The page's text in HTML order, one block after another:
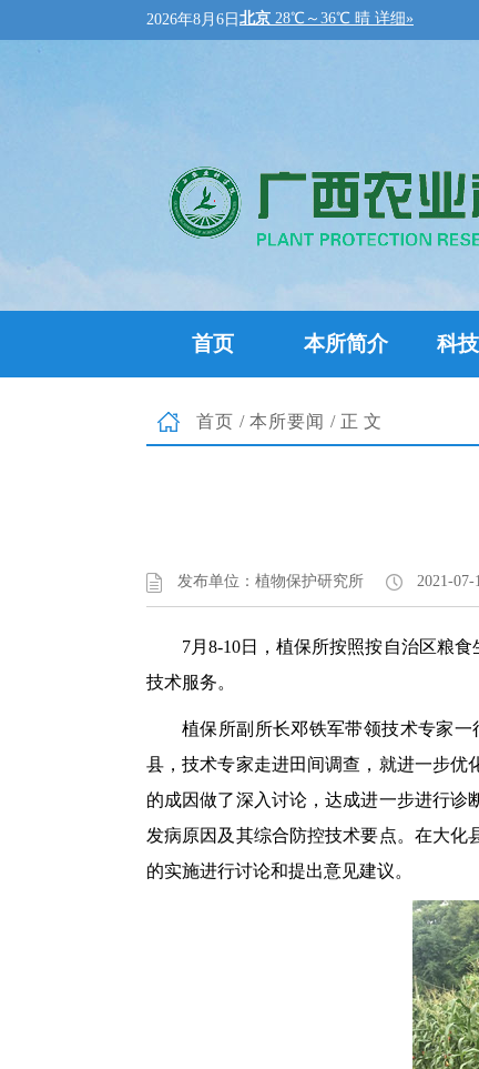
2026年8月6日
首页 本所简介 科
首页 / 本所要闻 /正文
发布单位：植物保护研究所 2021-07-
7月8-10日，植保所按照按自治区粮
技术服务。
植保所副所长邓铁军带领技术专家一
县，技术专家走进田间调查，就进一步优
的成因做了深入讨论，达成进一步进行
发病原因及其综合防控技术要点。在大化
的实施进行讨论和提出意见建议。